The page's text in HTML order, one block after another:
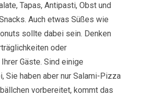
Tapas, Antipasti, Obst und
Auch etwas Süßes wie
sollte dabei sein. Denken
oder
Gäste. Sind einige
Sie haben aber nur Salami-Pizza
vorbereitet, kommt das